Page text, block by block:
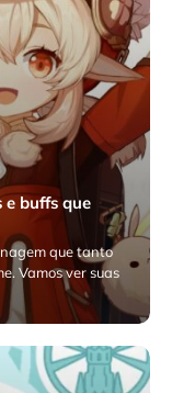
e buffs que
que tanto
Vamos ver suas